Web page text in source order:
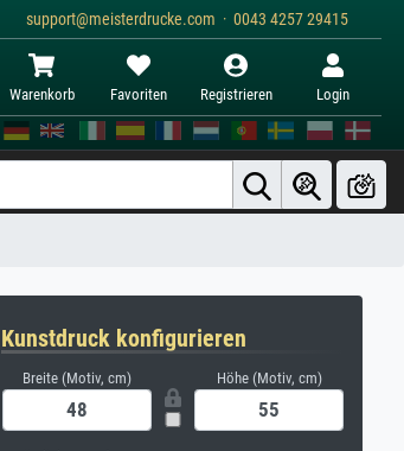
support@meisterdrucke.com · 0043 4257 29415
Warenkorb Favoriten Registrieren Login
Kunstdruck konfigurieren
Breite (Motiv, cm) Höhe (Motiv, cm)